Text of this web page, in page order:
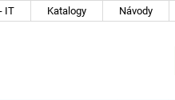
IT Katalogy Návody